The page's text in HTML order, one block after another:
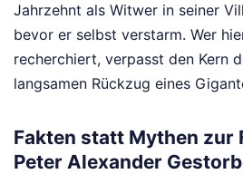
Jahrzehnt als Witwer in seiner
bevor er selbst verstarm. Wer
recherchiert, verpasst den Kern
langsamen Rückzug eines
Fakten statt Mythen zur
Peter Alexander